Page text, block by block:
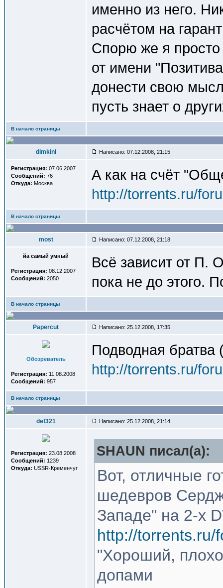
именно из него.
расчётом на
Спорю же я
от имени
донести свою
пусть знает о
В начало страницы
dimkinl Написано: 07.12.2008, 21:15
Регистрация: 07.06.2007
Сообщений: 76
Откуда: Москва
А как на счёт
http://torrents.ru/
В начало страницы
most Написано: 07.12.2008, 21:18
йа самый умный
Регистрация: 08.12.2007
Сообщений: 2050
Всё зависит от П.
пока не до этого.
В начало страницы
Papercut Написано: 25.12.2008, 17:35
Обозреватель
Регистрация: 11.08.2008
Сообщений: 957
Подводная
http://torrents.ru/
В начало страницы
def321 Написано: 25.12.2008, 21:14
Регистрация: 23.08.2008
Сообщений: 1239
Откуда: USSR-Кременчуг
SHAUN писал(a):
Вот, отличные
шедевров
Западе" на 2-х
http://torrents.ru/
"Хороший,
допами